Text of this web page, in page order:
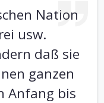
Nation
usw.
daß sie
ganzen
Anfang bis